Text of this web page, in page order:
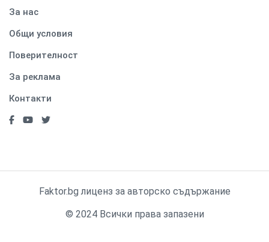
За нас
Общи условия
Поверителност
За реклама
Контакти
Faktor.bg лиценз за авторско съдържание
© 2024 Всички права запазени